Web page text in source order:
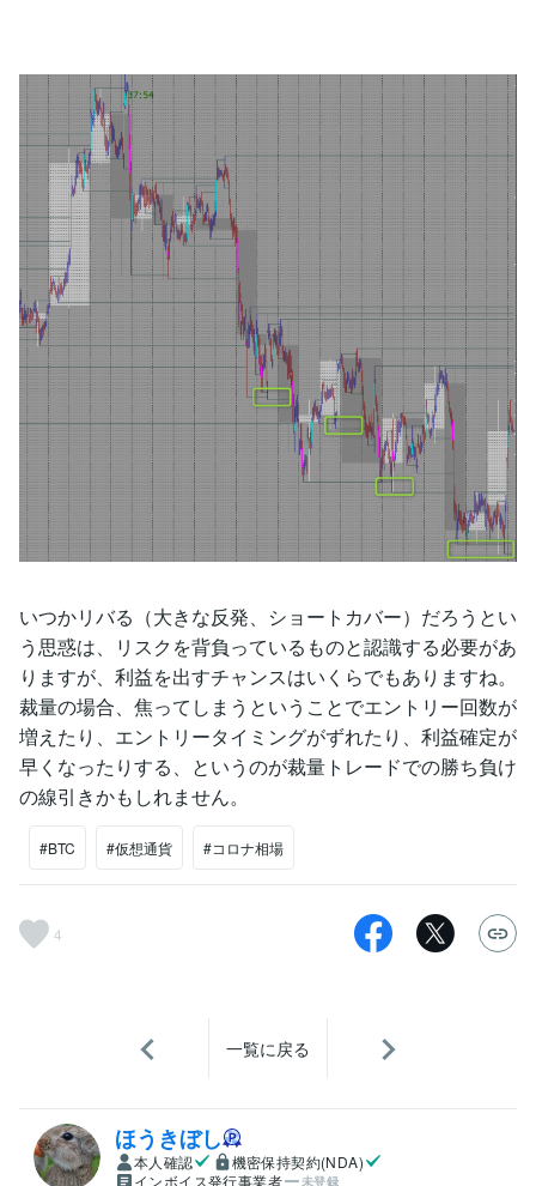
いつかリバる（大きな反発、ショートカバー）だろうとい
う思惑は、リスクを背負っているものと認識する必要があ
りますが、利益を出すチャンスはいくらでもありますね。
裁量の場合、焦ってしまうということでエントリー回数が
増えたり、エントリータイミングがずれたり、利益確定が
早くなったりする、というのが裁量トレードでの勝ち負け
の線引きかもしれません。
#BTC #仮想通貨 #コロナ相場
4
一覧に戻る
ほうきぼし
本人確認
機密保持契約(NDA)
インボイス発行事業者
未登録